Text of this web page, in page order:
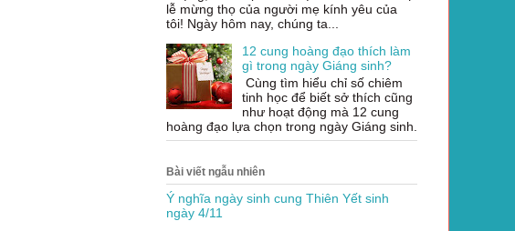
lễ mừng thọ của người mẹ kính yêu của
tôi! Ngày hôm nay, chúng ta...
12 cung hoàng đạo thích làm
gì trong ngày Giáng sinh?
Cùng tìm hiểu chỉ số chiêm
tinh học để biết sở thích cũng
như hoạt động mà 12 cung
hoàng đạo lựa chọn trong ngày Giáng sinh.
Bài viết ngẫu nhiên
Ý nghĩa ngày sinh cung Thiên Yết sinh
ngày 4/11